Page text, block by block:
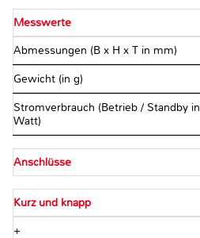
Messwerte
Abmessungen (B x H x T in mm)
Gewicht (in g)
Stromverbrauch (Betrieb / Standby in
Watt)
Anschlüsse
Kurz und knapp
+